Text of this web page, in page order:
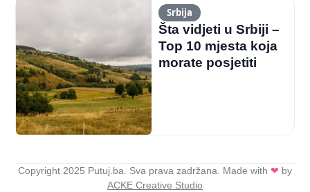
Srbija
Šta vidjeti u Srbiji –
Top 10 mjesta koja
morate posjetiti
Copyright 2025 Putuj.ba. Sva prava zadržana. Made with ❤ by
ACKE Creative Studio